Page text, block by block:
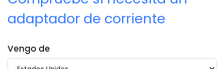
adaptador de corriente
Vengo de